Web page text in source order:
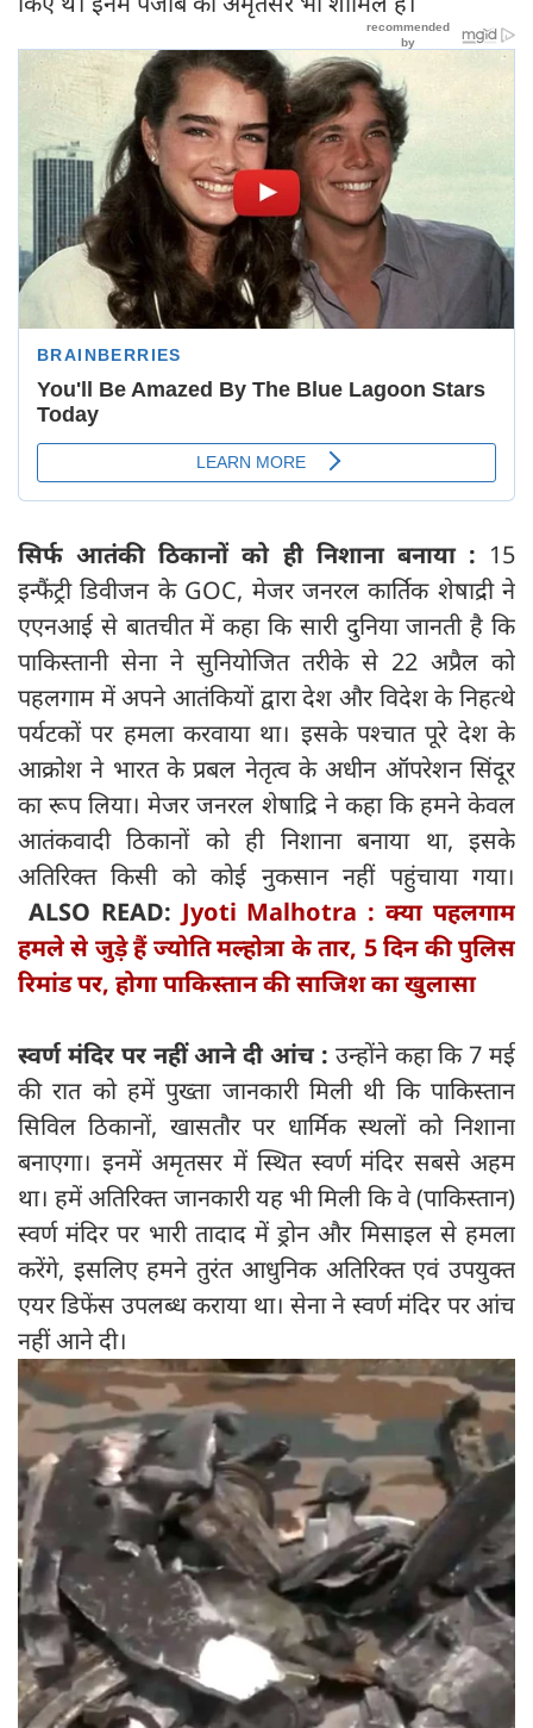
सिर्फ आतंकी ठिकानों को ही निशाना बनाया : 15
इन्फैंट्री डिवीजन के GOC, मेजर जनरल कार्तिक शेषाद्री ने
एएनआई से बातचीत में कहा कि सारी दुनिया जानती है कि
पाकिस्तानी सेना ने सुनियोजित तरीके से 22 अप्रैल को
पहलगाम में अपने आतंकियों द्वारा देश और विदेश के निहत्थे
पर्यटकों पर हमला करवाया था। इसके पश्चात पूरे देश के
आक्रोश ने भारत के प्रबल नेतृत्व के अधीन ऑपरेशन सिंदूर
का रूप लिया। मेजर जनरल शेषाद्रि ने कहा कि हमने केवल
आतंकवादी ठिकानों को ही निशाना बनाया था, इसके
अतिरिक्त किसी को कोई नुकसान नहीं पहुंचाया गया।
ALSO READ: Jyoti Malhotra : क्या पहलगाम
हमले से जुड़े हैं ज्योति मल्होत्रा के तार, 5 दिन की पुलिस
रिमांड पर, होगा पाकिस्तान की साजिश का खुलासा
स्वर्ण मंदिर पर नहीं आने दी आंच : उन्होंने कहा कि 7 मई
की रात को हमें पुख्ता जानकारी मिली थी कि पाकिस्तान
सिविल ठिकानों, खासतौर पर धार्मिक स्थलों को निशाना
बनाएगा। इनमें अमृतसर में स्थित स्वर्ण मंदिर सबसे अहम
था। हमें अतिरिक्त जानकारी यह भी मिली कि वे (पाकिस्तान)
स्वर्ण मंदिर पर भारी तादाद में ड्रोन और मिसाइल से हमला
करेंगे, इसलिए हमने तुरंत आधुनिक अतिरिक्त एवं उपयुक्त
एयर डिफेंस उपलब्ध कराया था। सेना ने स्वर्ण मंदिर पर आंच
नहीं आने दी।